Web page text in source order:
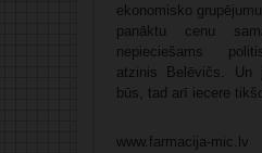
ekonomisko
panāktu cenu
nepieciešams
atzinis Belēvičs. Un
būs, tad arī iecere
www.farmacija-mic.lv